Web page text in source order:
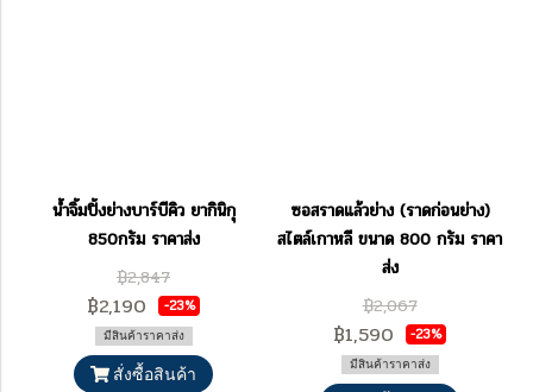
น้ำจิ้มปิ้งย่างบาร์บีคิว ยากินิกุ
850กรัม ราคาส่ง
฿2,847
฿2,190 -23%
มีสินค้าราคาส่ง
สั่งซื้อสินค้า
ซอสราดแล้วย่าง (ราดก่อนย่าง)
สไตล์เกาหลี ขนาด 800 กรัม ราคา
ส่ง
฿2,067
฿1,590 -23%
มีสินค้าราคาส่ง